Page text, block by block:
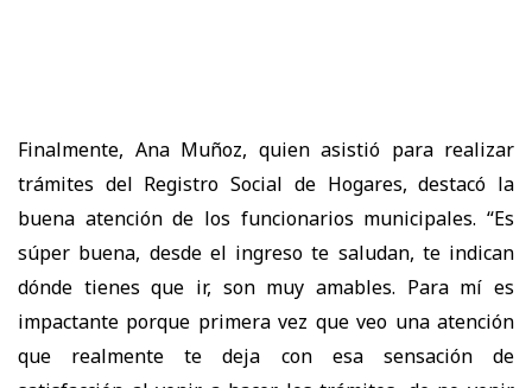
Finalmente, Ana Muñoz, quien asistió para realizar
trámites del Registro Social de Hogares, destacó la
buena atención de los funcionarios municipales. “Es
súper buena, desde el ingreso te saludan, te indican
dónde tienes que ir, son muy amables. Para mí es
impactante porque primera vez que veo una atención
que realmente te deja con esa sensación de